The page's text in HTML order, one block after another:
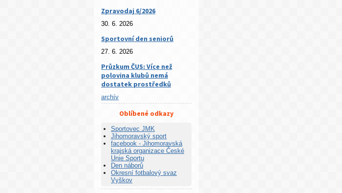
Zpravodaj 6/2026
30. 6. 2026
Sportovní den seniorů
27. 6. 2026
Průzkum ČUS: Více než
polovina klubů nemá
dostatek prostředků
archív
Oblíbené odkazy
Sportovec JMK
Jihomoravský sport
facebook - Jihomoravská
krajská organizace České
Unie Sportu
Den náborů
Okresní fotbalový svaz
Vyškov